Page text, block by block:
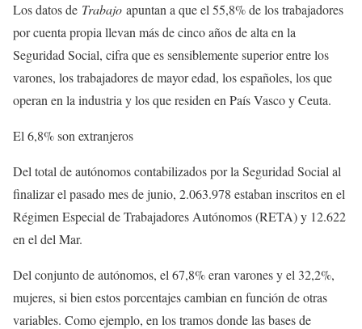
Los datos de Trabajo apuntan a que el 55,8% de los trabajadores
por cuenta propia llevan más de cinco años de alta en la
Seguridad Social, cifra que es sensiblemente superior entre los
varones, los trabajadores de mayor edad, los españoles, los que
operan en la industria y los que residen en País Vasco y Ceuta.
El 6,8% son extranjeros
Del total de autónomos contabilizados por la Seguridad Social al
finalizar el pasado mes de junio, 2.063.978 estaban inscritos en el
Régimen Especial de Trabajadores Autónomos (RETA) y 12.622
en el del Mar.
Del conjunto de autónomos, el 67,8% eran varones y el 32,2%,
mujeres, si bien estos porcentajes cambian en función de otras
variables. Como ejemplo, en los tramos donde las bases de